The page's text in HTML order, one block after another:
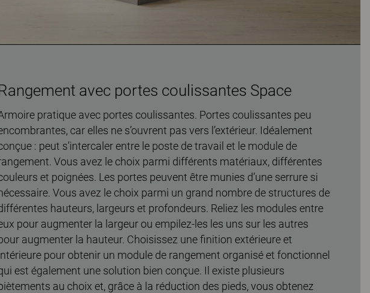
avec portes coulissantes Space
pratique avec portes coulissantes. Portes coulissantes peu
car elles ne s’ouvrent pas vers l’extérieur. Idéalement
: peut s’intercaler entre le poste de travail et le module de
Vous avez le choix parmi différents matériaux, différentes
et poignées. Les portes peuvent être munies d’une serrure si
Vous avez le choix parmi un grand nombre de structures de
hauteurs, largeurs et profondeurs. Reliez les modules entre
pour augmenter la largeur ou empilez-les les uns sur les autres
augmenter la hauteur. Choisissez une finition extérieure et
pour obtenir un module de rangement organisé et fonctionnel
est également une solution bien conçue. Il existe plusieurs
au choix et, grâce à la réduction des pieds, vous obtenez